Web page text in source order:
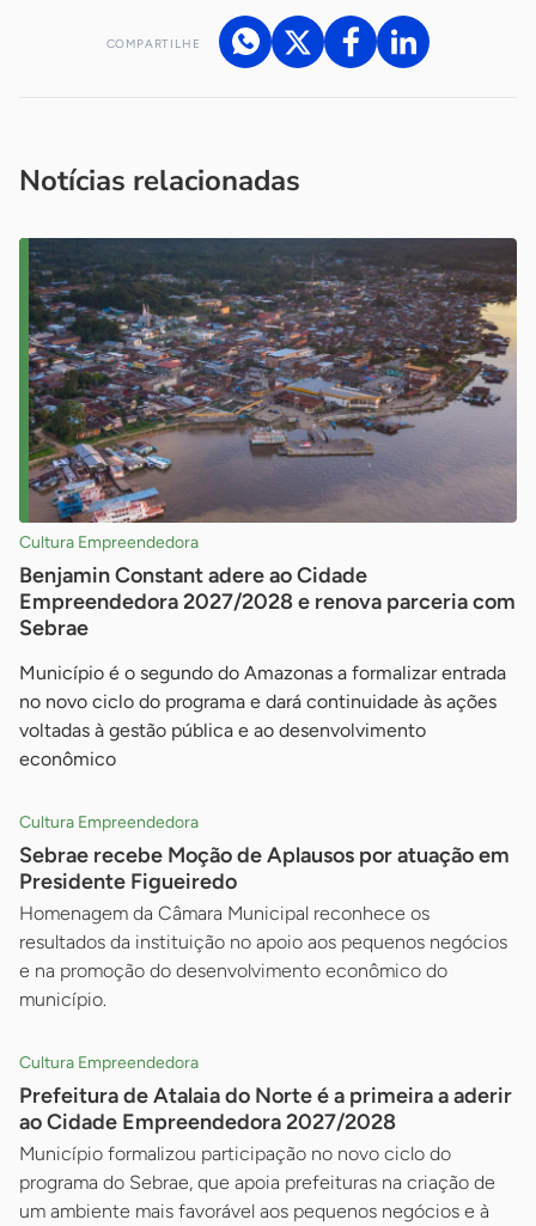
COMPARTILHE
Notícias relacionadas
Cultura Empreendedora
Benjamin Constant adere ao Cidade
Empreendedora 2027/2028 e renova parceria com
Sebrae
Município é o segundo do Amazonas a formalizar entrada
no novo ciclo do programa e dará continuidade às ações
voltadas à gestão pública e ao desenvolvimento
econômico
Cultura Empreendedora
Sebrae recebe Moção de Aplausos por atuação em
Presidente Figueiredo
Homenagem da Câmara Municipal reconhece os
resultados da instituição no apoio aos pequenos negócios
e na promoção do desenvolvimento econômico do
município.
Cultura Empreendedora
Prefeitura de Atalaia do Norte é a primeira a aderir
ao Cidade Empreendedora 2027/2028
Município formalizou participação no novo ciclo do
programa do Sebrae, que apoia prefeituras na criação de
um ambiente mais favorável aos pequenos negócios e à